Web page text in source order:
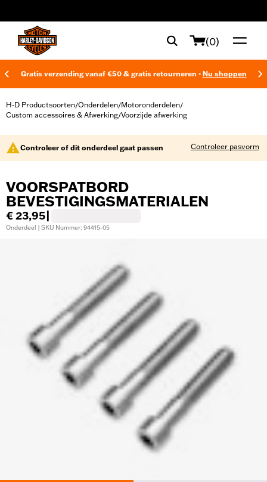
(0)
Gratis verzending vanaf €50 & gratis retourneren - Nu shoppen
H-D Productsoorten/Onderdelen/Motoronderdelen/
Custom accessoires & Afwerking/Voorzijde afwerking
Controleer of dit onderdeel gaat passen Controleer pasvorm
VOORSPATBORD
BEVESTIGINGSMATERIALEN
€ 23,95
Onderdeel | SKU Nummer: 94415-05